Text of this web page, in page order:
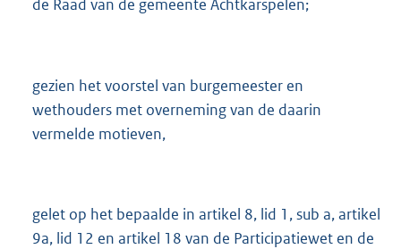
t
K
de Raad van de gemeente Achtkarspelen;
gezien het voorstel van burgemeester en
wethouders met overneming van de daarin
vermelde motieven,
gelet op het bepaalde in artikel 8, lid 1, sub a, artikel
9a, lid 12 en artikel 18 van de Participatiewet en de